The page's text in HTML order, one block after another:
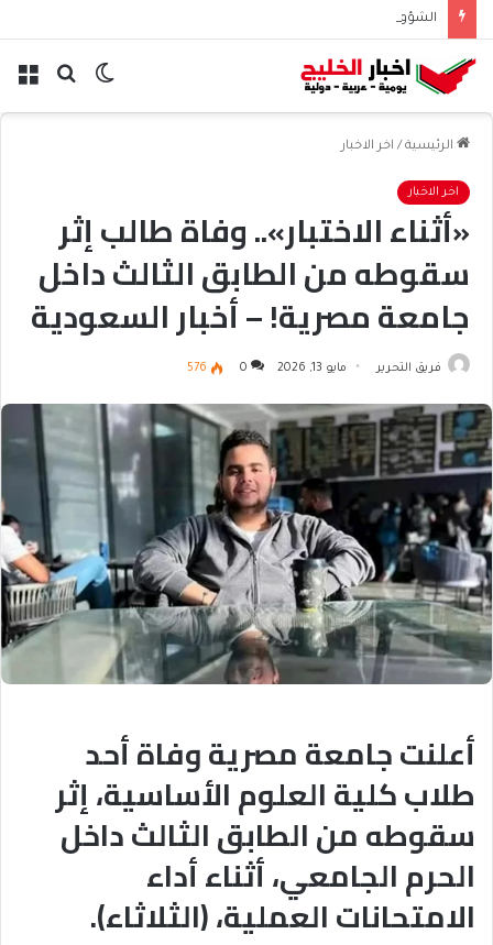
بحث الوضع
الرئيسية / اخر الاخبار
اخر الاخبار
«أثناء الاختبار».. وفاة طالب إثر
سقوطه من الطابق الثالث داخل
جامعة مصرية! – أخبار السعودية
فريق التحرير مايو 13, 2026 0
576
أعلنت جامعة مصرية وفاة أحد
طلاب كلية العلوم الأساسية، إثر
سقوطه من الطابق الثالث داخل
الحرم الجامعي، أثناء أداء
الامتحانات العملية، (الثلاثاء).